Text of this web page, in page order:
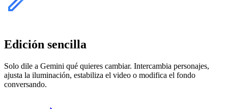
Edición sencilla
Solo dile a Gemini qué quieres cambiar. Intercambia personajes,
ajusta la iluminación, estabiliza el video o modifica el fondo
conversando.